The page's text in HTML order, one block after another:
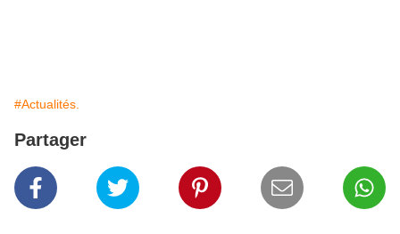
#Actualités.
Partager